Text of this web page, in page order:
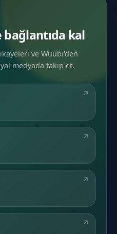
bağlantıda kal
ve Wuubi'den
medyada takip et.
↗
↗
↗
↗